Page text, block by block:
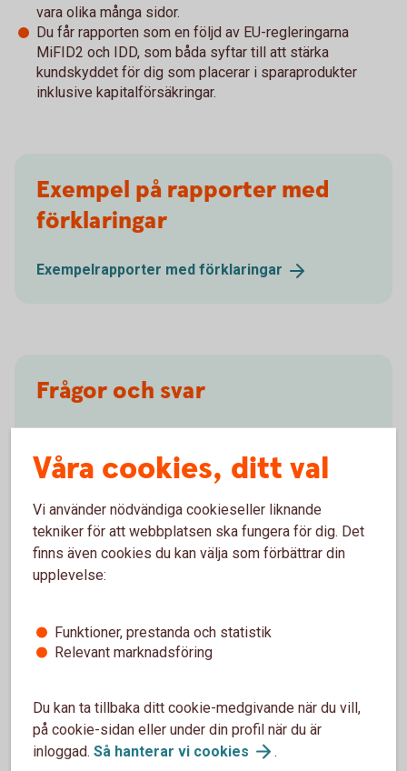
vara olika många sidor.
Du får rapporten som en följd av EU-regleringarna
MiFID2 och IDD, som båda syftar till att stärka
kundskyddet för dig som placerar i sparaprodukter
inklusive kapitalförsäkringar.
Exempel på rapporter med
förklaringar
Exempelrapporter med förklaringar
Frågor och svar
Prislistor
Pensions- ochförsäkringstjänster
Kontakta oss
Våra cookies, ditt val
Vi använder nödvändiga cookieseller liknande
tekniker för att webbplatsen ska fungera för dig. Det
finns även cookies du kan välja som förbättrar din
upplevelse:
Funktioner, prestanda och statistik
Relevant marknadsföring
Du kan ta tillbaka ditt cookie-medgivande när du vill,
på cookie-sidan eller under din profil när du är
inloggad. Så hanterar vi cookies .